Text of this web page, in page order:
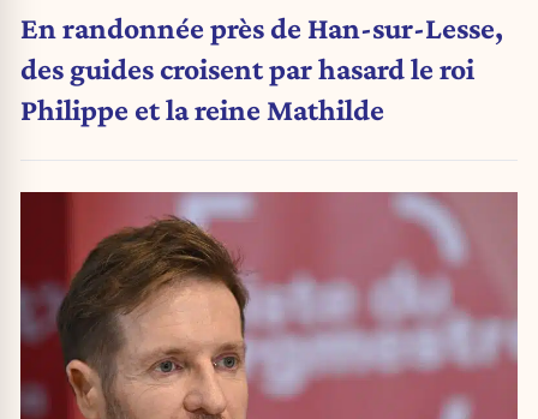
En randonnée près de Han-sur-Lesse,
des guides croisent par hasard le roi
Philippe et la reine Mathilde